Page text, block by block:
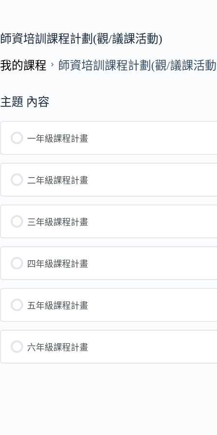
師資培訓課程計劃(觀/議課活動)
我的課程 師資培訓課程計劃(觀/議課活
主題 內容
一年級課程計畫
二年級課程計畫
三年級課程計畫
四年級課程計畫
五年級課程計畫
六年級課程計畫